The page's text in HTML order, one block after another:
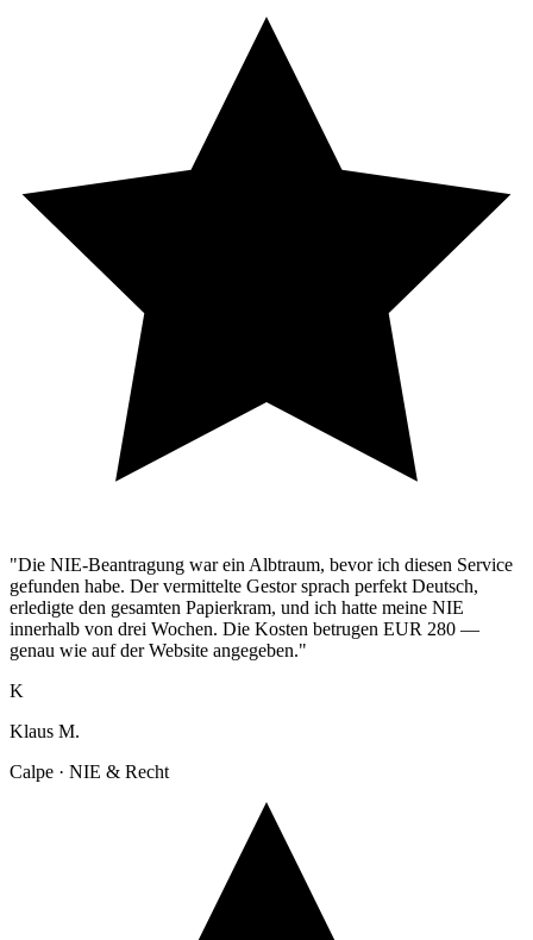
"Die NIE-Beantragung war ein Albtraum, bevor ich diesen Service
gefunden habe. Der vermittelte Gestor sprach perfekt Deutsch,
erledigte den gesamten Papierkram, und ich hatte meine NIE
innerhalb von drei Wochen. Die Kosten betrugen EUR 280 —
genau wie auf der Website angegeben."
K
Klaus M.
Calpe · NIE & Recht